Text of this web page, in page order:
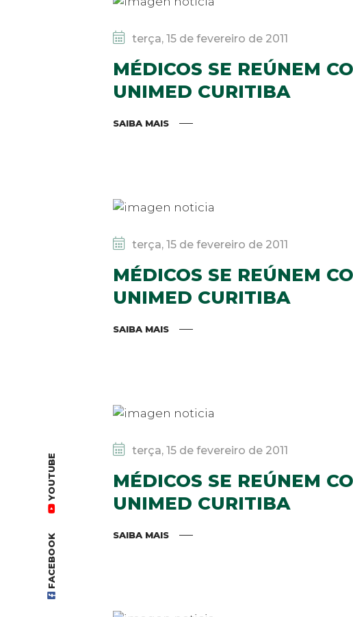
FACEBOOK
YOUTUBE
terça, 15 de fevereiro de 2011
MÉDICOS SE REÚNEM
UNIMED CURITIBA
SAIBA MAIS
terça, 15 de fevereiro de 2011
MÉDICOS SE REÚNEM
UNIMED CURITIBA
SAIBA MAIS
terça, 15 de fevereiro de 2011
MÉDICOS SE REÚNEM
UNIMED CURITIBA
SAIBA MAIS